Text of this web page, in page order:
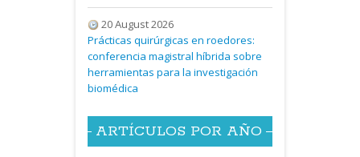
20 August 2026
Prácticas quirúrgicas en roedores:
conferencia magistral híbrida sobre
herramientas para la investigación
biomédica
ARTÍCULOS POR AÑO